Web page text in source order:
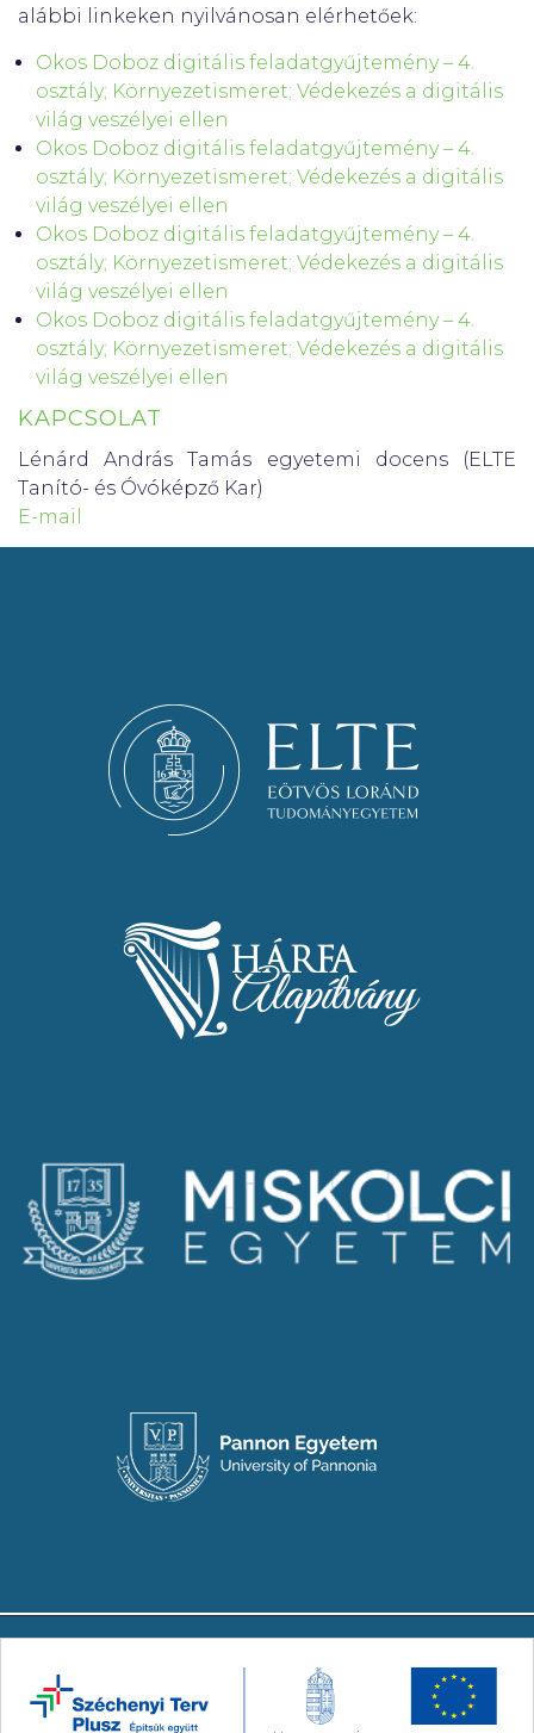
alábbi linkeken nyilvánosan elérhetőek:
Okos Doboz digitális feladatgyűjtemény – 4.
osztály; Környezetismeret; Védekezés a digitális
világ veszélyei ellen
Okos Doboz digitális feladatgyűjtemény – 4.
osztály; Környezetismeret; Védekezés a digitális
világ veszélyei ellen
Okos Doboz digitális feladatgyűjtemény – 4.
osztály; Környezetismeret; Védekezés a digitális
világ veszélyei ellen
Okos Doboz digitális feladatgyűjtemény – 4.
osztály; Környezetismeret; Védekezés a digitális
világ veszélyei ellen
KAPCSOLAT
Lénárd András Tamás egyetemi docens (ELTE
Tanító- és Óvóképző Kar)
E-mail
Innovációs Nemzeti Laboratórium (TINLAB)
konzorcium megbízásából. Minden jog